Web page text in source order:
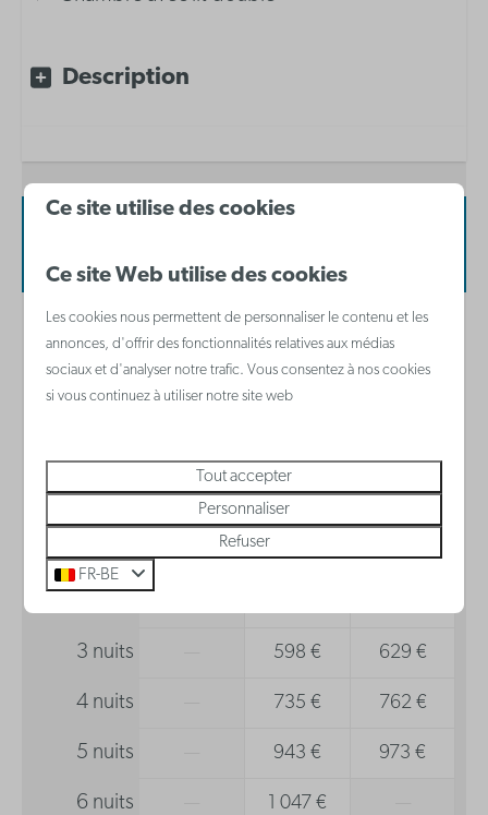
Cafetière à filtre
Four micro-ondes combiné
Réfrigérateur avec compartiment congélateur
Waterkoker
Lave-vaisselle
Salle de bain
Sèche-cheveux
Description
2 personnes
sam
15 août
dim
16 août
1 nuit — 193 € 225 €
3 nuits 598 € 629 €
4 nuits 735 € 762 €
5 nuits 943 € 973 €
6 nuits 1 047 €
Ce site utilise des cookies
Ce site Web utilise des cookies
Les cookies nous permettent de personnaliser le contenu et les
annonces, d'offrir des fonctionnalités relatives aux médias
sociaux et d'analyser notre trafic. Vous consentez à nos cookies
si vous continuez à utiliser notre site web
Tout accepter
Personnaliser
Refuser
FR-BE